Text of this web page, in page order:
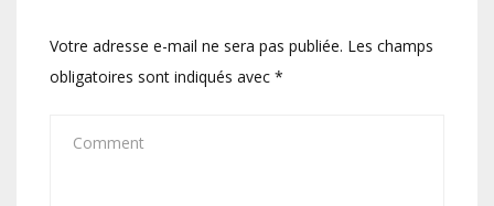
Votre adresse e-mail ne sera pas publiée. Les champs
obligatoires sont indiqués avec *